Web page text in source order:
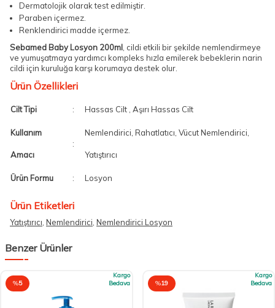
Dermatolojik olarak test edilmiştir.
Paraben içermez.
Renklendirici madde içermez.
Sebamed Baby Losyon 200ml, cildi etkili bir şekilde nemlendirmeye
ve yumuşatmaya yardımcı kompleks hızla emilerek bebeklerin narin
cildi için kuruluğa karşı korumaya destek olur.
Ürün Özellikleri
Cilt Tipi : Hassas Cilt , Aşırı Hassas Cilt
Kullanım
Amacı
:
Nemlendirici, Rahatlatıcı, Vücut Nemlendirici,
Yatıştırıcı
Ürün Formu : Losyon
Ürün Etiketleri
Yatıştırıcı, Nemlendirici, Nemlendirici Losyon
Benzer Ürünler
%5
Kargo
Bedava
%19
Kargo
Bedava